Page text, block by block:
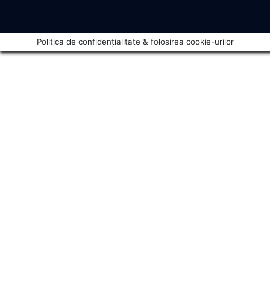
Politica de confidențialitate & folosirea cookie-urilor